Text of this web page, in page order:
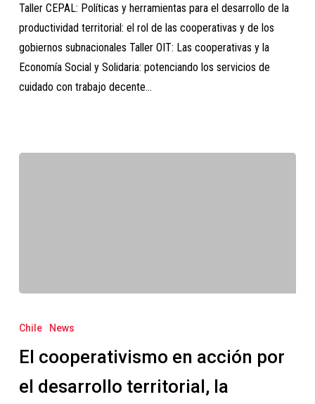
temáticos
Taller CEPAL: Políticas y herramientas para el desarrollo de la
productividad territorial: el rol de las cooperativas y de los
gobiernos subnacionales Taller OIT: Las cooperativas y la
Economía Social y Solidaria: potenciando los servicios de
cuidado con trabajo decente…
cooperativismo
acción
por
Chile News
El cooperativismo en acción por
el desarrollo territorial, la